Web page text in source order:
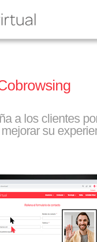
a los clientes
su